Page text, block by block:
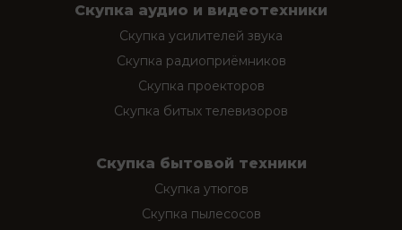
Скупка аудио и видеотехники
Скупка усилителей звука
Скупка радиоприёмников
Скупка проекторов
Скупка битых телевизоров
Скупка бытовой техники
Скупка утюгов
Скупка пылесосов